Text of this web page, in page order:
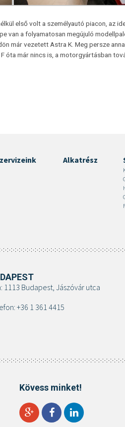
első volt a személyautó piacon, az
van a folyamatosan megújuló
már vezetett Astra K. Meg persze
óta már nincs is, a motorgyártásban
Alkatrész
1113 Budapest, Jászóvár utca
+36 1 361 4415
Kövess minket!